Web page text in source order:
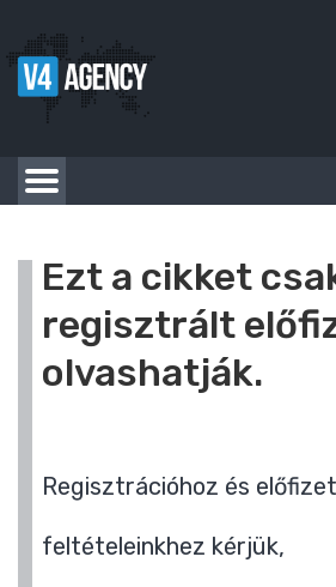
Ezt a cikket
regisztrált
olvashatják.
Regisztrációhoz és
feltételeinkhez kérjük,